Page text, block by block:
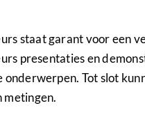
staat garant voor een
presentaties en
Tot slot
metingen.